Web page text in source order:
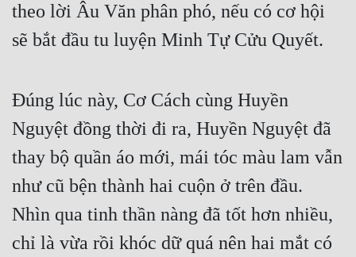
theo lời Âu Văn phân phó, nếu có cơ hội
sẽ bắt đầu tu luyện Minh Tự Cửu Quyết.
Đúng lúc này, Cơ Cách cùng Huyền
Nguyệt đồng thời đi ra, Huyền Nguyệt đã
thay bộ quần áo mới, mái tóc màu lam vẫn
như cũ bện thành hai cuộn ở trên đầu.
Nhìn qua tinh thần nàng đã tốt hơn nhiều,
chỉ là vừa rồi khóc dữ quá nên hai mắt có